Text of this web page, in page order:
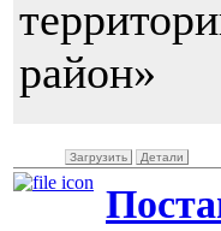
район»
Загрузить Детали